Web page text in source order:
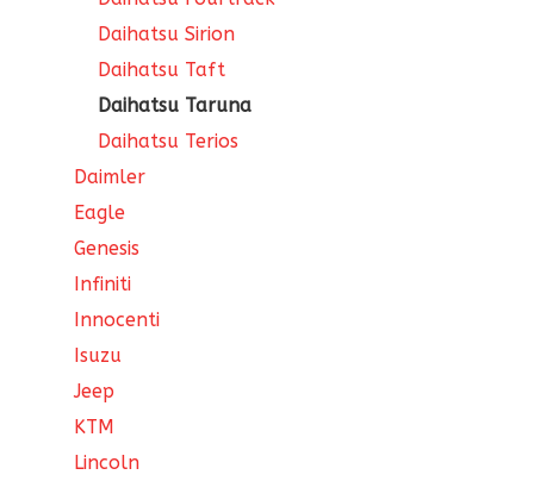
Daihatsu Sirion
Daihatsu Taft
Daihatsu Taruna
Daihatsu Terios
Daimler
Eagle
Genesis
Infiniti
Innocenti
Isuzu
Jeep
KTM
Lincoln